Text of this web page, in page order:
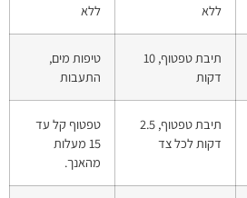
ללא ללא
תיבת טפטוף, 10
דקות
טיפות מים,
התעבות
תיבת טפטוף, 2.5
דקות לכל צד
טפטוף קל עד
15 מעלות
מהאנך.